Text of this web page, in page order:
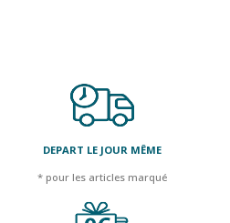
DEPART LE JOUR MÊME
* pour les articles marqué